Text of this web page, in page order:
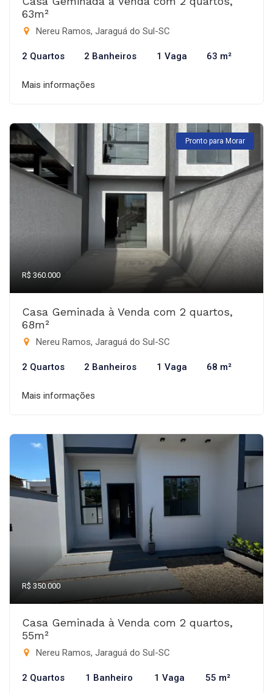
63m²
Nereu Ramos, Jaraguá do Sul-SC
2 Quartos 2 Banheiros 1 Vaga 63 m²
Mais informações
Pronto para Morar
R$ 360.000
Casa Geminada à Venda com 2 quartos,
68m²
Nereu Ramos, Jaraguá do Sul-SC
2 Quartos 2 Banheiros 1 Vaga 68 m²
Mais informações
R$ 350.000
Casa Geminada à Venda com 2 quartos,
55m²
Nereu Ramos, Jaraguá do Sul-SC
2 Quartos 1 Banheiro 1 Vaga 55 m²